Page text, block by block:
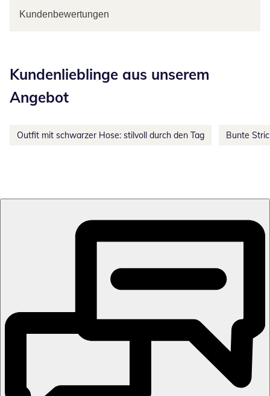
Kundenbewertungen
Kundenlieblinge aus unserem
Angebot
Outfit mit schwarzer Hose: stilvoll durch den Tag Bunte